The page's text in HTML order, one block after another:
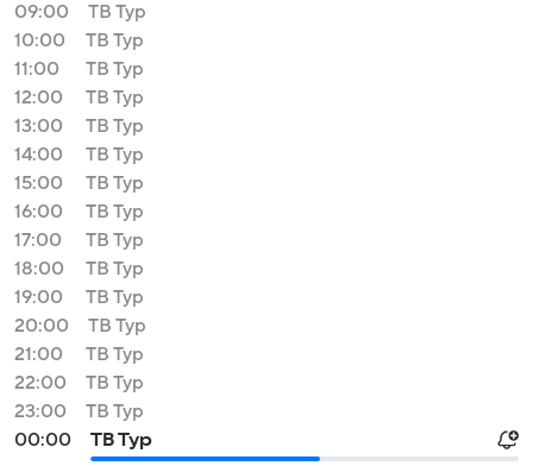
09:00
ТВ Тур
10:00
ТВ Тур
11:00
ТВ Тур
12:00
ТВ Тур
13:00
ТВ Тур
14:00
ТВ Тур
15:00
ТВ Тур
16:00
ТВ Тур
17:00
ТВ Тур
18:00
ТВ Тур
19:00
ТВ Тур
20:00
ТВ Тур
21:00
ТВ Тур
22:00
ТВ Тур
23:00
ТВ Тур
00:00
ТВ Тур